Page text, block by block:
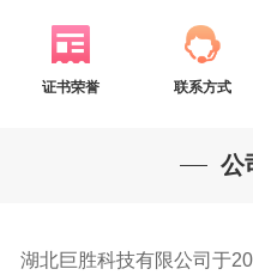
证书荣誉 联系方式
公
湖北巨胜科技有限公司于